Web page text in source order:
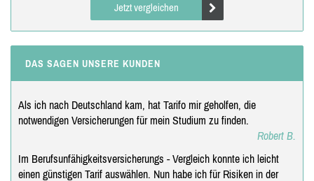
Jetzt vergleichen
DAS SAGEN UNSERE KUNDEN
Als ich nach Deutschland kam, hat Tarifo mir geholfen, die
notwendigen Versicherungen für mein Studium zu finden.
Robert B.
Im Berufsunfähigkeitsversicherungs - Vergleich konnte ich leicht
einen günstigen Tarif auswählen. Nun habe ich für Risiken in der